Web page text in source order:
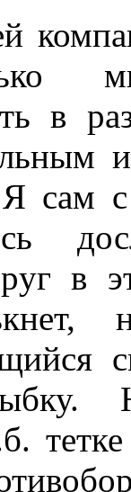
в
сам с
в